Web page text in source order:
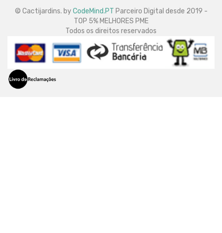
© Cactijardins. byCodeMind.PT Parceiro Digital desde 2019 -
TOP 5% MELHORES PME
Todos os direitos reservados